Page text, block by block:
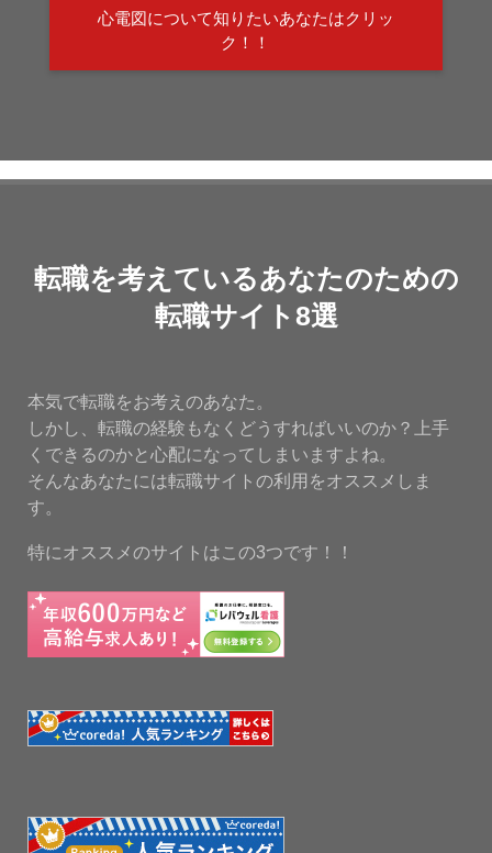
心電図について知りたいあなたはクリッ
ク！！
転職を考えているあなたのための
転職サイト8選
本気で転職をお考えのあなた。
しかし、転職の経験もなくどうすればいいのか？上手
くできるのかと心配になってしまいますよね。
そんなあなたには転職サイトの利用をオススメしま
す。
特にオススメのサイトはこの3つです！！